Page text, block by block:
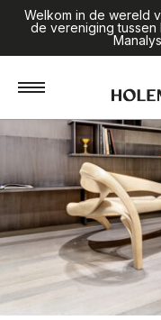
Welkom in de wereld
de vereniging tussen